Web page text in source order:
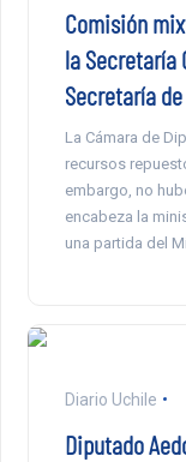
Comisión
la Secretaría
Secretaría
La Cámara de
recursos
embargo, no
encabeza la
una partida del
Diario Uchile
Diputado